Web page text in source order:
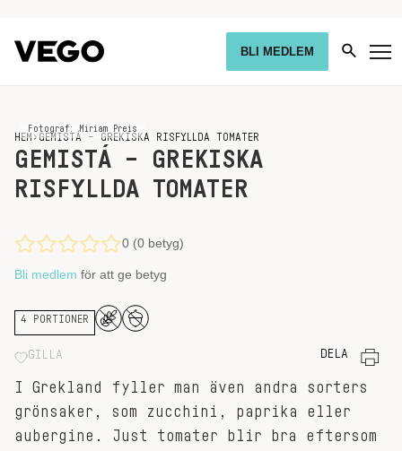
BLI MEDLEM
HEM › GEMISTÁ – GREKISKA RISFYLLDA TOMATER
Fotograf: Miriam Preis
GEMISTÁ – GREKISKA
RISFYLLDA TOMATER
0 (0 betyg)
Bli medlem för att ge betyg
4 PORTIONER
GILLA DELA
I Grekland fyller man även andra sorters
grönsaker, som zucchini, paprika eller
aubergine. Just tomater blir bra eftersom